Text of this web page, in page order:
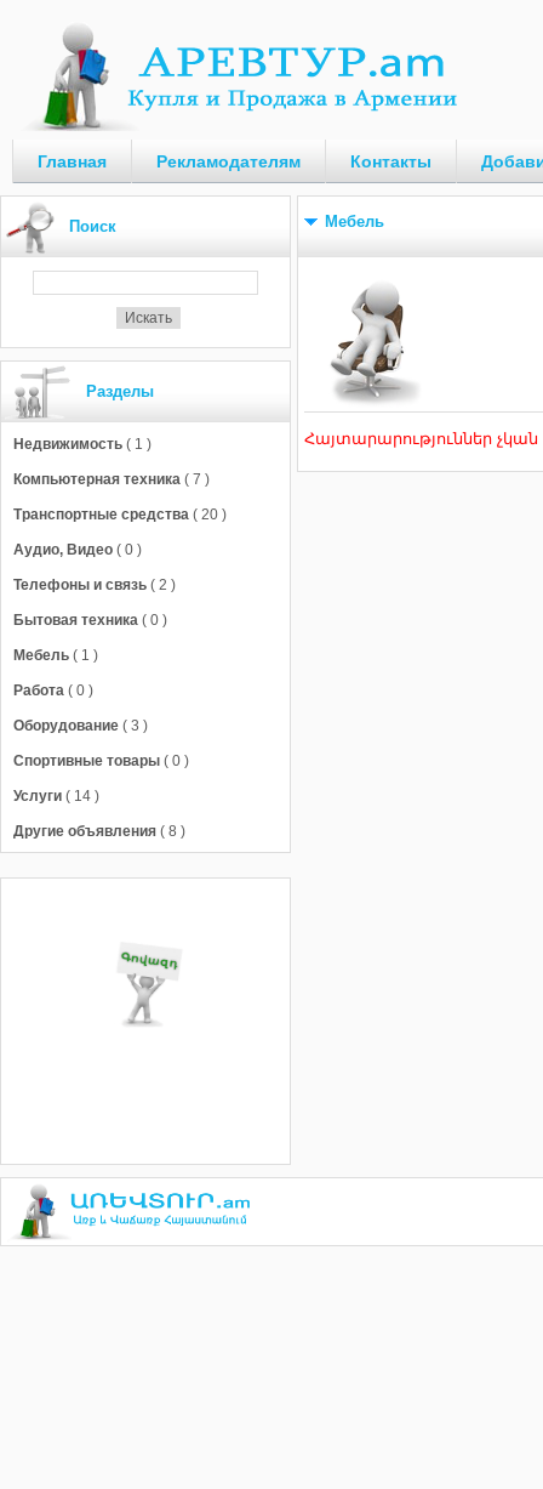
Главная Рекламодателям Контакты
Поиск
Разделы
Недвижимость ( 1 )
Компьютерная техника ( 7 )
Транспортные средства ( 20 )
Аудио, Видео ( 0 )
Телефоны и связь ( 2 )
Бытовая техника ( 0 )
Мебель ( 1 )
Работа ( 0 )
Оборудование ( 3 )
Спортивные товары ( 0 )
Услуги ( 14 )
Другие объявления ( 8 )
Мебель
Հայտարարություններ չկան